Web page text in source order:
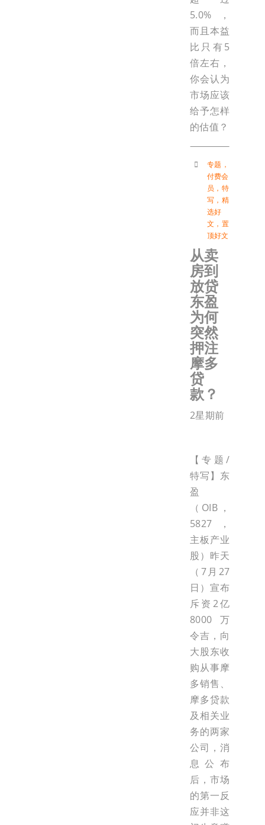
5.0%，
而且本益
比只有5
倍左右，
你会认为
市场应该
给予怎样
的估值？
专题 ，
付费会
员 ， 特
写 ， 精
选好
文 ， 置
顶好文
从卖
房到
放贷
东盈
为何
突然
押注
摩多
贷
款？
2星期前
【专题/
特写】东
盈
（OIB，
5827，
主板产业
股）昨天
（7月27
日）宣布
斥资2亿
8000万
令吉，向
大股东收
购从事摩
多销售、
摩多贷款
及相关业
务的两家
公司，消
息公布
后，市场
的第一反
应并非这